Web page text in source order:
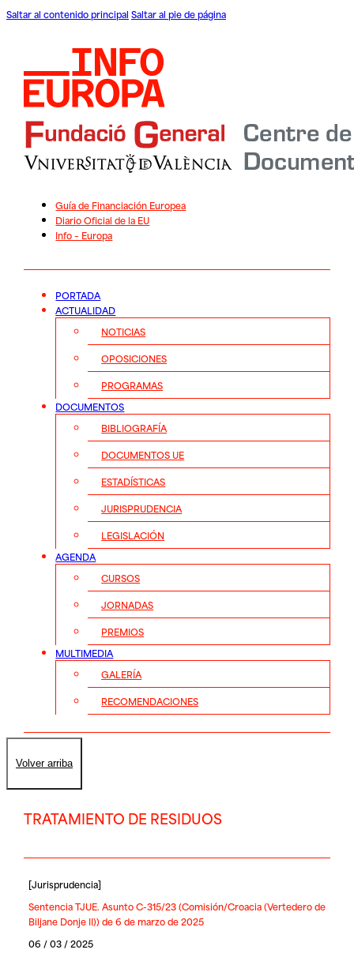
Saltar al contenido principal Saltar al pie de página
Guía de Financiación Europea
Diario Oficial de la EU
Info – Europa
PORTADA
ACTUALIDAD
NOTICIAS
OPOSICIONES
PROGRAMAS
DOCUMENTOS
BIBLIOGRAFÍA
DOCUMENTOS UE
ESTADÍSTICAS
JURISPRUDENCIA
LEGISLACIÓN
AGENDA
CURSOS
JORNADAS
PREMIOS
MULTIMEDIA
GALERÍA
RECOMENDACIONES
Volver arriba
TRATAMIENTO DE RESIDUOS
[Jurisprudencia]
Sentencia TJUE. Asunto C-315/23 (Comisión/Croacia (Vertedero de
Biljane Donje II)) de 6 de marzo de 2025
06 / 03 / 2025